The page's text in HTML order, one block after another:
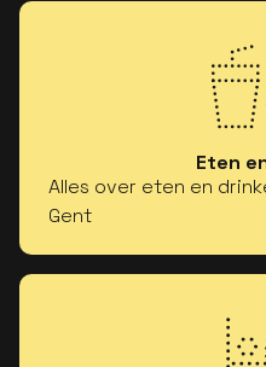
Eten
Alles over eten en
Gent